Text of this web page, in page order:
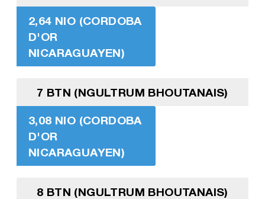
2,64 NIO (CORDOBA
D'OR
NICARAGUAYEN)
7 BTN (NGULTRUM BHOUTANAIS)
3,08 NIO (CORDOBA
D'OR
NICARAGUAYEN)
8 BTN (NGULTRUM BHOUTANAIS)